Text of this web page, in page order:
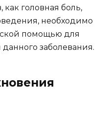
как головная боль,
необходимо
помощью для
заболевания.